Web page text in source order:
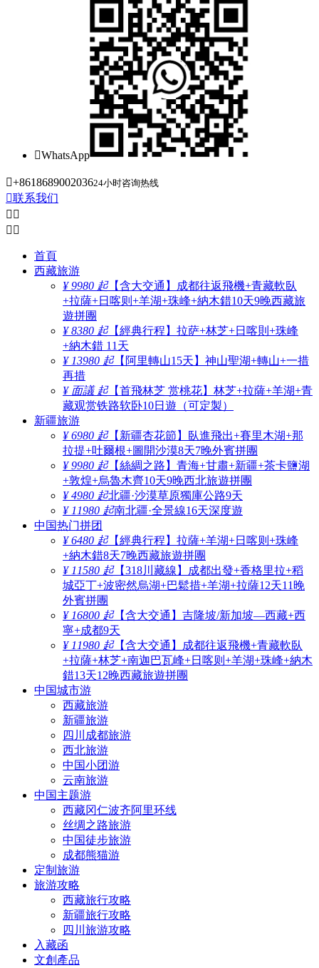
WhatsApp
+861868900203624小时咨询热线
联系我们
 
 
首頁
西藏旅游
¥ 9980 起【含大交通】成都往返飛機+青藏軟臥
+拉薩+日喀则+羊湖+珠峰+納木錯10天9晚西藏旅
遊拼團
¥ 8380 起【經典行程】拉萨+林芝+日喀則+珠峰
+納木錯 11天
¥ 13980 起【阿里轉山15天】神山聖湖+轉山+一措
再措
¥ 面議 起【首飛林芝 赏桃花】林芝+拉薩+羊湖+青
藏观赏铁路软卧10日遊（可定製）
新疆旅游
¥ 6980 起【新疆杏花節】臥進飛出+賽里木湖+那
拉提+吐爾根+圖開沙漠8天7晚外賓拼團
¥ 9980 起【絲綢之路】青海+甘肅+新疆+茶卡鹽湖
+敦煌+烏魯木齊10天9晚西北旅遊拼團
¥ 4980 起北疆·沙漠草原獨庫公路9天
¥ 11980 起南北疆·全景線16天深度遊
中国热门拼团
¥ 6480 起【經典行程】拉薩+羊湖+日喀则+珠峰
+納木錯8天7晚西藏旅遊拼團
¥ 11580 起【318川藏線】成都出發+香格里拉+稻
城亞丁+波密然烏湖+巴鬆措+羊湖+拉薩12天11晚
外賓拼團
¥ 16800 起【含大交通】吉隆坡/新加坡—西藏+西
寧+成都9天
¥ 11980 起【含大交通】成都往返飛機+青藏軟臥
+拉薩+林芝+南迦巴瓦峰+日喀则+羊湖+珠峰+納木
錯13天12晚西藏旅遊拼團
中国城市游
西藏旅游
新疆旅游
四川成都旅游
西北旅游
中国小团游
云南旅游
中国主题游
西藏冈仁波齐阿里环线
丝绸之路旅游
中国徒步旅游
成都熊猫游
定制旅游
旅游攻略
西藏旅行攻略
新疆旅行攻略
四川旅游攻略
入藏函
文創產品